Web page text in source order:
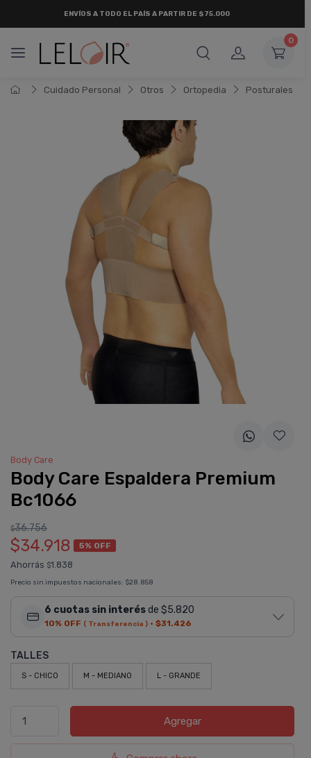
ENVÍOS A TODO EL PAÍS A PARTIR DE $75.000
0
Cuidado Personal Otros Ortopedia Posturales
Body Care
Body Care Espaldera Premium
Bc1066
$36.756
$34.918 5% OFF
Ahorrás $1.838
Precio sin impuestos nacionales: $28.858
6 cuotas sin interésde $5.820
10% OFF ( Transferencia ) · $31.426
TALLES
S - CHICO M - MEDIANO L - GRANDE
Agregar